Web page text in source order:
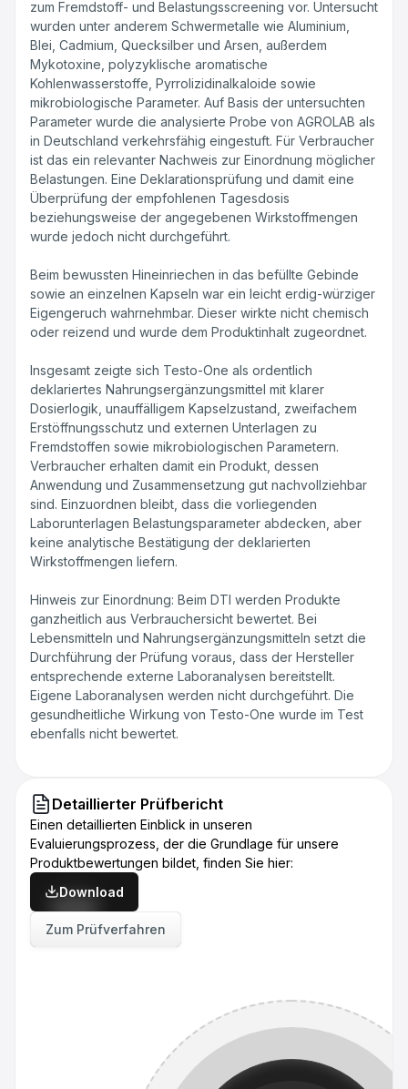
zum Fremdstoff- und Belastungsscreening vor. Untersucht
wurden unter anderem Schwermetalle wie Aluminium,
Blei, Cadmium, Quecksilber und Arsen, außerdem
Mykotoxine, polyzyklische aromatische
Kohlenwasserstoffe, Pyrrolizidinalkaloide sowie
mikrobiologische Parameter. Auf Basis der untersuchten
Parameter wurde die analysierte Probe von AGROLAB als
in Deutschland verkehrsfähig eingestuft. Für Verbraucher
ist das ein relevanter Nachweis zur Einordnung möglicher
Belastungen. Eine Deklarationsprüfung und damit eine
Überprüfung der empfohlenen Tagesdosis
beziehungsweise der angegebenen Wirkstoffmengen
wurde jedoch nicht durchgeführt.
Beim bewussten Hineinriechen in das befüllte Gebinde
sowie an einzelnen Kapseln war ein leicht erdig-würziger
Eigengeruch wahrnehmbar. Dieser wirkte nicht chemisch
oder reizend und wurde dem Produktinhalt zugeordnet.
Insgesamt zeigte sich Testo-One als ordentlich
deklariertes Nahrungsergänzungsmittel mit klarer
Dosierlogik, unauffälligem Kapselzustand, zweifachem
Erstöffnungsschutz und externen Unterlagen zu
Fremdstoffen sowie mikrobiologischen Parametern.
Verbraucher erhalten damit ein Produkt, dessen
Anwendung und Zusammensetzung gut nachvollziehbar
sind. Einzuordnen bleibt, dass die vorliegenden
Laborunterlagen Belastungsparameter abdecken, aber
keine analytische Bestätigung der deklarierten
Wirkstoffmengen liefern.
Hinweis zur Einordnung: Beim DTI werden Produkte
ganzheitlich aus Verbrauchersicht bewertet. Bei
Lebensmitteln und Nahrungsergänzungsmitteln setzt die
Durchführung der Prüfung voraus, dass der Hersteller
entsprechende externe Laboranalysen bereitstellt.
Eigene Laboranalysen werden nicht durchgeführt. Die
gesundheitliche Wirkung von Testo-One wurde im Test
ebenfalls nicht bewertet.
Detaillierter Prüfbericht
Einen detaillierten Einblick in unseren
Evaluierungsprozess, der die Grundlage für unsere
Produktbewertungen bildet, finden Sie hier:
Download
Zum Prüfverfahren